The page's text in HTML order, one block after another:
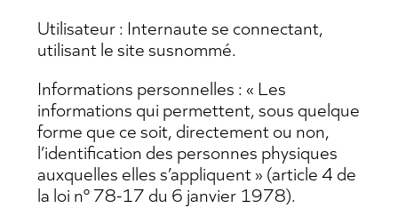
Utilisateur : Internaute se connectant,
utilisant le site susnommé.
Informations personnelles : « Les
informations qui permettent, sous quelque
forme que ce soit, directement ou non,
l’identification des personnes physiques
auxquelles elles s’appliquent » (article 4 de
la loi n° 78-17 du 6 janvier 1978).